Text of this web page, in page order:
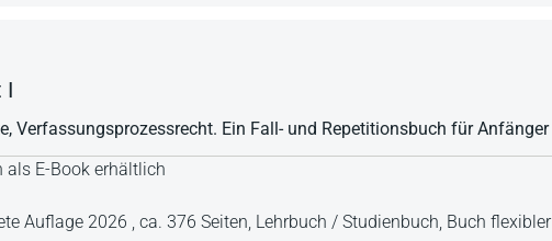
I
Verfassungsprozessrecht. Ein Fall- und Repetitionsbuch für Anfänger
als E-Book erhältlich
Auflage 2026 , ca. 376 Seiten, Lehrbuch / Studienbuch, Buch flexibler